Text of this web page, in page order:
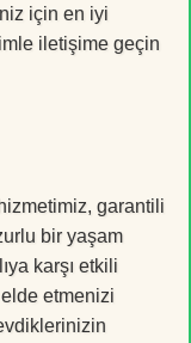
için en iyi
iletişime geçin
garantili
bir yaşam
karşı etkili
etmenizi